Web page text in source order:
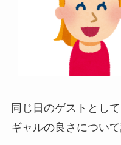
同じ日のゲストとし
ギャルの良さについ